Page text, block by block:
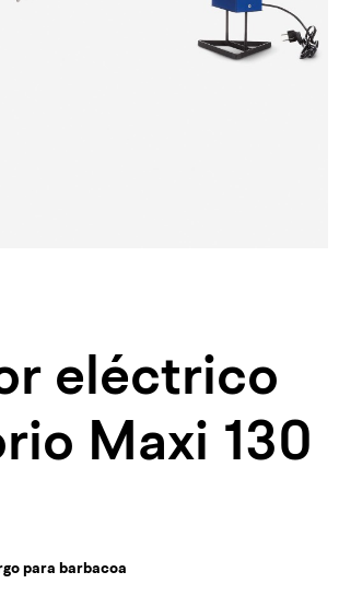
Maxi 130
para barbacoa